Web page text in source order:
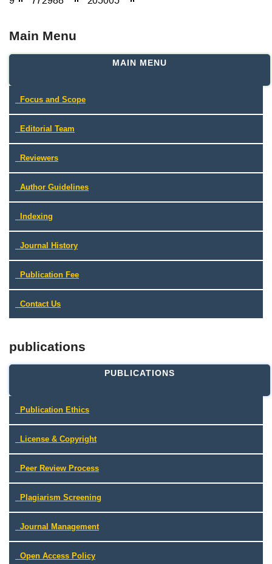
Main Menu
MAIN MENU
Focus and Scope
Editorial Team
Reviewers
Author Guidelines
Indexing
Journal History
Publication Fee
Contact Us
publications
PUBLICATIONS
Publication Ethics
License & Copyright
Peer Review Process
Plagiarism Screening
Journal Management
Open Access Policy